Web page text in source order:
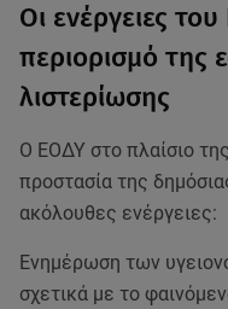
Οι ενέργειες
περιορισμό της
λιστερίωσης
Ο ΕΟΔΥ στο πλαίσιο
προστασία της
ακόλουθες ενέργειες:
Ενημέρωση των
σχετικά με το